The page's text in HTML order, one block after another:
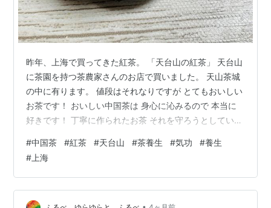
昨年、上海で買ってきた紅茶。 「天台山の紅茶」 天台山
に茶園を持つ茶農家さんのお店で買いました。 天山茶城
の中に有ります。 値段はそれなりですが とてもおいしい
お茶です！ おいしい中国茶は 身心に沁みるので 本当に
好きです！ 丁寧に作られたお茶 それを守ろうとしている
#中国茶 #紅茶 #天台山 #茶養生 #気功 #養生
# 上海